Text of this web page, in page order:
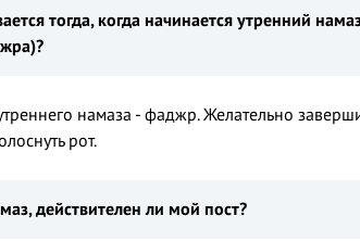
тогда, когда начинается утренний
намаза - фаджр. Желательно
рот.
действителен ли мой пост?